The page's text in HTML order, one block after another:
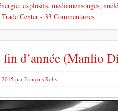
, explosifs, mediamensonges,
Center - 33 Commentaires
fin d’année (Manlio
2015 par François Roby